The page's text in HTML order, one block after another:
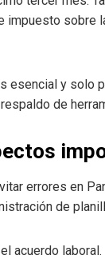
impuesto sobre
esencial y solo
de
errores en
de
acuerdo laboral.